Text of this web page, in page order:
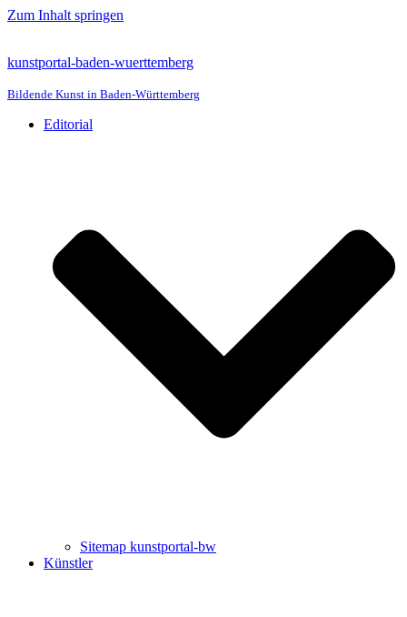
Zum Inhalt springen
kunstportal-baden-wuerttemberg
Bildende Kunst in Baden-Württemberg
Editorial
Sitemap kunstportal-bw
Künstler